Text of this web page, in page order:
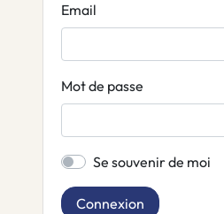
Email
Mot de passe
Se souvenir de moi
Connexion